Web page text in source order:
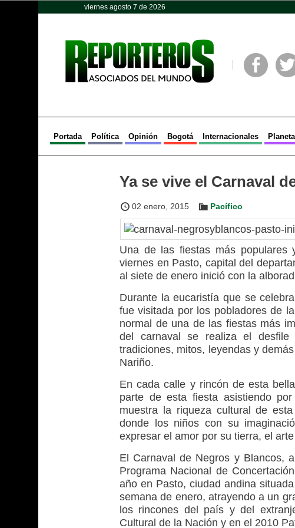
viernes agosto 7 de 2026
Portada Política Opinión Bogotá Internacionales
Ya se vive el Carnaval
02 enero, 2015 Pacífico
Una de las fiestas más populares
viernes en Pasto, capital del
al siete de enero inició con la
Durante la eucaristía que se
fue visitada por los pobladores de
normal de una de las fiestas más
del carnaval se realiza el
tradiciones, mitos, leyendas y
Nariño.
En cada calle y rincón de esta
parte de esta fiesta asistiendo
muestra la riqueza cultural de
donde los niños con su
expresar el amor por su tierra, el
El Carnaval de Negros y Blancos,
Programa Nacional de
año en Pasto, ciudad andina
semana de enero, atrayendo a un
los rincones del país y del
Cultural de la Nación y en el 2010
Opinión Política